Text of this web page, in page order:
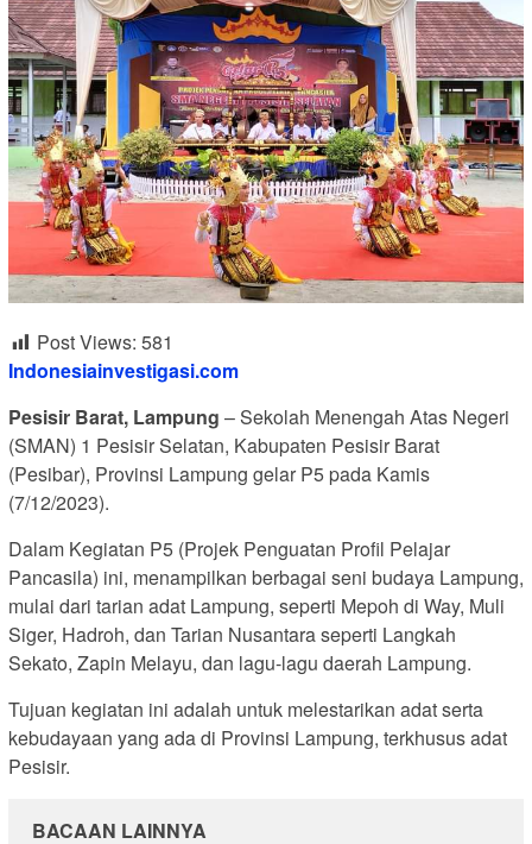
Post Views: 581
Indonesiainvestigasi.com
Pesisir Barat, Lampung – Sekolah Menengah Atas Negeri
(SMAN) 1 Pesisir Selatan, Kabupaten Pesisir Barat
(Pesibar), Provinsi Lampung gelar P5 pada Kamis
(7/12/2023).
Dalam Kegiatan P5 (Projek Penguatan Profil Pelajar
Pancasila) ini, menampilkan berbagai seni budaya Lampung,
mulai dari tarian adat Lampung, seperti Mepoh di Way, Muli
Siger, Hadroh, dan Tarian Nusantara seperti Langkah
Sekato, Zapin Melayu, dan lagu-lagu daerah Lampung.
Tujuan kegiatan ini adalah untuk melestarikan adat serta
kebudayaan yang ada di Provinsi Lampung, terkhusus adat
Pesisir.
BACAAN LAINNYA